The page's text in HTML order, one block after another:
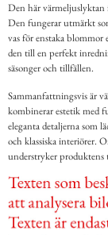
Den här värmeljuslyktan
Den fungerar utmärkt
vas för enstaka blommor
den till en perfekt
säsonger och tillfällen.
Sammanfattningsvis är
kombinerar estetik med
eleganta detaljerna som
och klassiska interiörer.
understryker produktens